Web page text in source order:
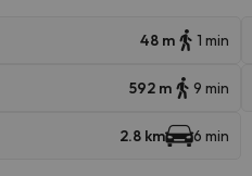
48 m 1 min
592 m 9 min
2.8 km 6 min